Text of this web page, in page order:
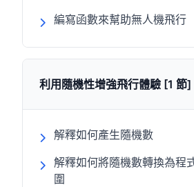
編寫函數來幫助無人機飛行
利用隨機性增強飛行體驗 [1 節]
解釋如何產生隨機數
解釋如何將隨機數轉換為程
圍